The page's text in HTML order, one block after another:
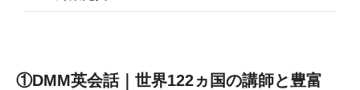
①DMM英会話｜世界122ヵ国の講師と豊富